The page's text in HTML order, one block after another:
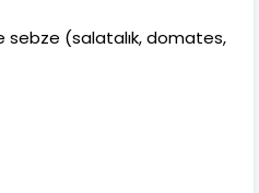
sebze (salatalık, domates,